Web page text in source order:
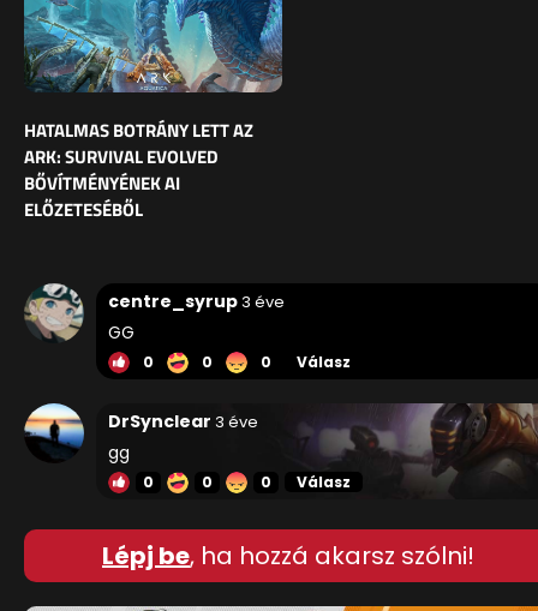
HATALMAS BOTRÁNY LETT AZ
ARK: SURVIVAL EVOLVED
BŐVÍTMÉNYÉNEK AI
ELŐZETESÉBŐL
centre_syrup3 éve
GG
0 0 0 Válasz
DrSynclear 3 éve
gg
0 0 0 Válasz
Lépj be, ha hozzá akarsz szólni!